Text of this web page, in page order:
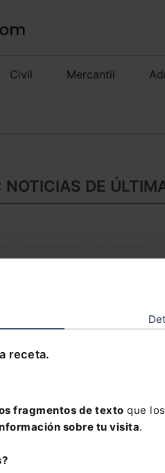
receta.
fragmentos de texto que
sobre tu visita.
Civil Mercantil
NOTICIAS DE